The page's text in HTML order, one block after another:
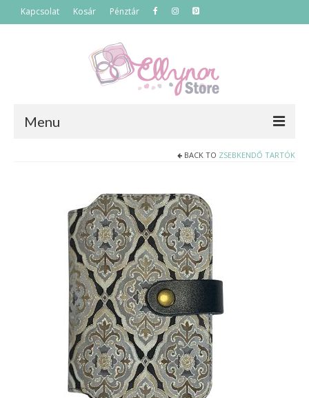
Kapcsolat Kosár Pénztár
Menu
Szettek
Akciós termékek
Táskák
Neszeszerek
Tárcák
Szemüvegtokok
Zsebkendő tartók
BACK TO ZSEBKENDŐ TARTÓK